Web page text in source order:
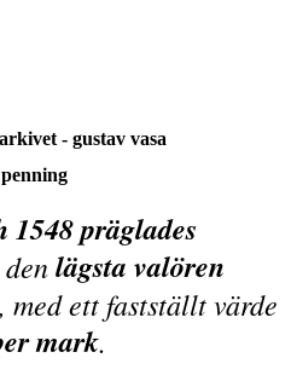
- gustav vasa
präglades
lägsta valören
, med ett fastställt värde
mark.